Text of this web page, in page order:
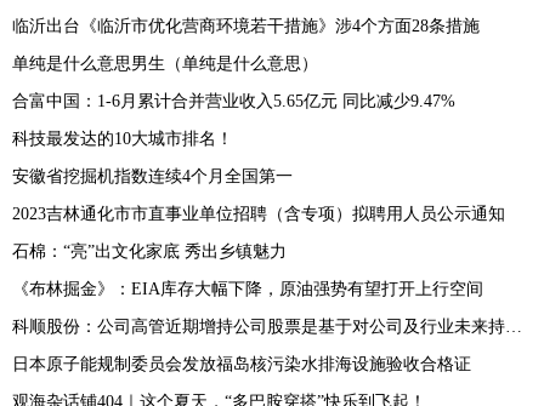
临沂出台《临沂市优化营商环境若干措施》涉4个方面28条措施
单纯是什么意思男生（单纯是什么意思）
合富中国：1-6月累计合并营业收入5.65亿元 同比减少9.47%
科技最发达的10大城市排名！
安徽省挖掘机指数连续4个月全国第一
2023吉林通化市市直事业单位招聘（含专项）拟聘用人员公示通知
石棉：“亮”出文化家底 秀出乡镇魅力
《布林掘金》：EIA库存大幅下降，原油强势有望打开上行空间
科顺股份：公司高管近期增持公司股票是基于对公司及行业未来持续稳定发展和长期投资价值的信心
日本原子能规制委员会发放福岛核污染水排海设施验收合格证
观海杂话铺404｜这个夏天，“多巴胺穿搭”快乐到飞起！